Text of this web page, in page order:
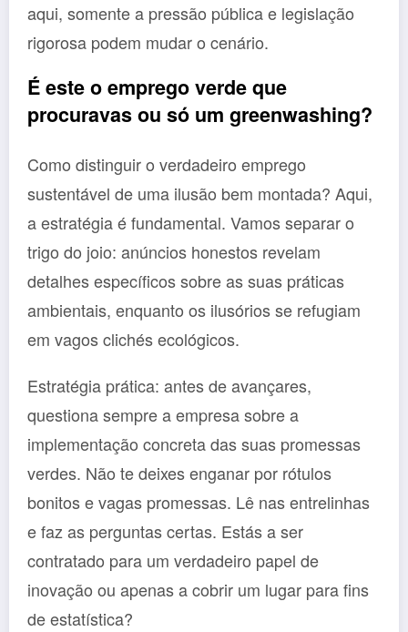
aqui, somente a pressão pública e legislação
rigorosa podem mudar o cenário.
É este o emprego verde que
procuravas ou só um greenwashing?
Como distinguir o verdadeiro emprego
sustentável de uma ilusão bem montada? Aqui,
a estratégia é fundamental. Vamos separar o
trigo do joio: anúncios honestos revelam
detalhes específicos sobre as suas práticas
ambientais, enquanto os ilusórios se refugiam
em vagos clichés ecológicos.
Estratégia prática: antes de avançares,
questiona sempre a empresa sobre a
implementação concreta das suas promessas
verdes. Não te deixes enganar por rótulos
bonitos e vagas promessas. Lê nas entrelinhas
e faz as perguntas certas. Estás a ser
contratado para um verdadeiro papel de
inovação ou apenas a cobrir um lugar para fins
de estatística?